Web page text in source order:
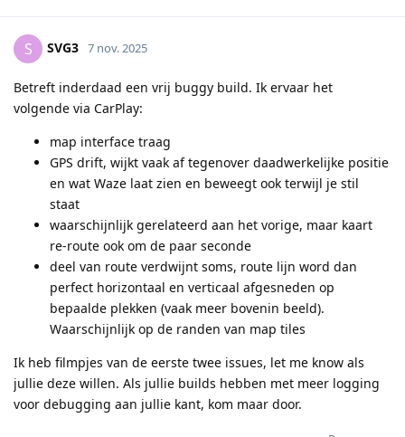
S SVG3 7 nov. 2025
Betreft inderdaad een vrij buggy build. Ik ervaar het
volgende via CarPlay:
map interface traag
GPS drift, wijkt vaak af tegenover daadwerkelijke positie
en wat Waze laat zien en beweegt ook terwijl je stil
staat
waarschijnlijk gerelateerd aan het vorige, maar kaart
re-route ook om de paar seconde
deel van route verdwijnt soms, route lijn word dan
perfect horizontaal en verticaal afgesneden op
bepaalde plekken (vaak meer bovenin beeld).
Waarschijnlijk op de randen van map tiles
Ik heb filmpjes van de eerste twee issues, let me know als
jullie deze willen. Als jullie builds hebben met meer logging
voor debugging aan jullie kant, kom maar door.